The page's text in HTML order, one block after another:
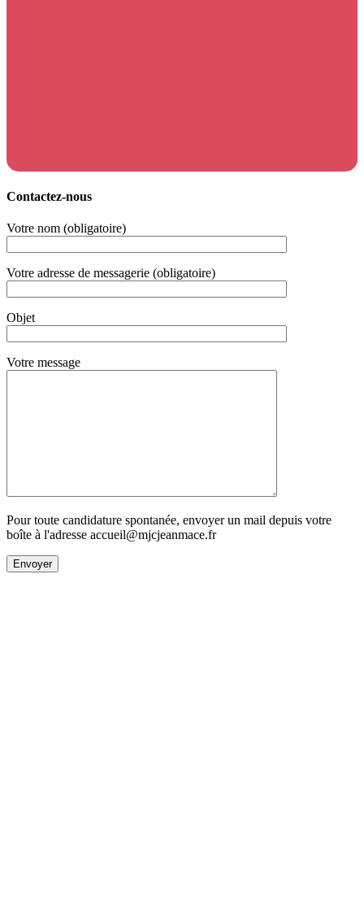
Contactez-nous
Votre nom (obligatoire)
Votre adresse de messagerie (obligatoire)
Objet
Votre message
Pour toute candidature spontanée, envoyer un mail depuis votre
boîte à l'adresse accueil@mjcjeanmace.fr